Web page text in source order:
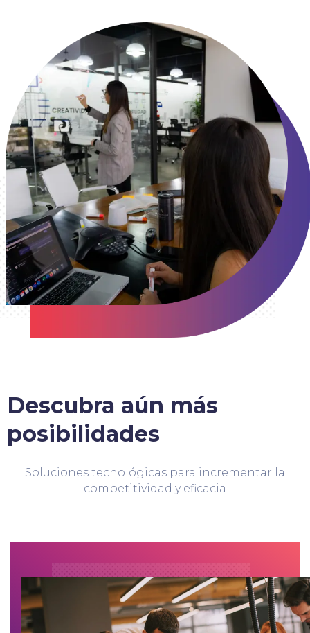
Descubra aún más
posibilidades
Soluciones tecnológicas para incrementar la
competitividad y eficacia